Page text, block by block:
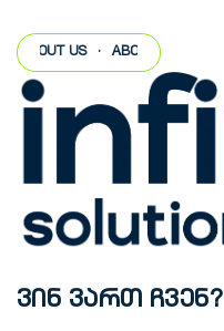
ABOUT US ABOUT US
ვინ ვართ ჩვენ?